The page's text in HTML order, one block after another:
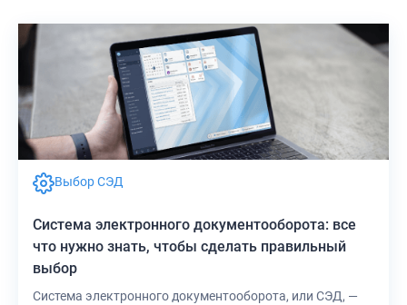
Выбор СЭД
Система электронного документооборота: все
что нужно знать, чтобы сделать правильный
выбор
Система электронного документооборота, или СЭД, —